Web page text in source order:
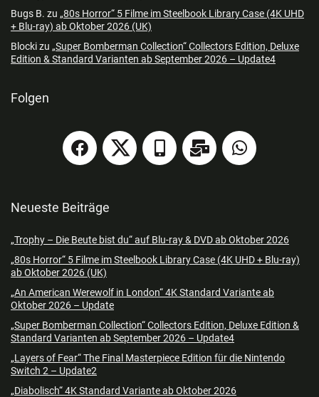
Bugs B. zu „80s Horror“ 5 Filme im Steelbook Library Case (4K UHD
+ Blu-ray) ab Oktober 2026 (UK)
Blockizu „Super Bomberman Collection“ Collectors Edition, Deluxe
Edition & Standard Varianten ab September 2026 – Update4
Folgen
Neueste Beiträge
„Trophy – Die Beute bist du“ auf Blu-ray & DVD ab Oktober 2026
„80s Horror“ 5 Filme im Steelbook Library Case (4K UHD + Blu-ray)
ab Oktober 2026 (UK)
„An American Werewolf in London“ 4K Standard Variante ab
Oktober 2026 – Update
„Super Bomberman Collection“ Collectors Edition, Deluxe Edition &
Standard Varianten ab September 2026 – Update4
„Layers of Fear“ The Final Masterpiece Edition für die Nintendo
Switch 2 – Update2
„Diabolisch“ 4K Standard Variante ab Oktober 2026